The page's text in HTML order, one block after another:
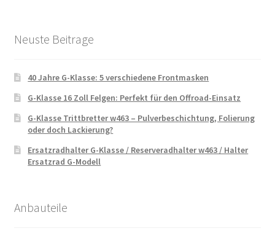
Neuste Beitrage
40 Jahre G-Klasse: 5 verschiedene Frontmasken
G-Klasse 16 Zoll Felgen: Perfekt für den Offroad-Einsatz
G-Klasse Trittbretter w463 – Pulverbeschichtung, Folierung
oder doch Lackierung?
Ersatzradhalter G-Klasse / Reserveradhalter w463 / Halter
Ersatzrad G-Modell
Anbauteile